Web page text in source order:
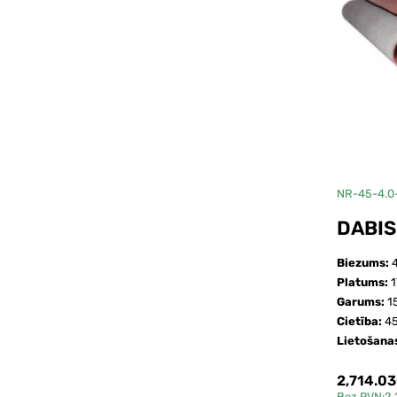
NR-45-
Biezums:
Platums:
Garums:
Cietība: